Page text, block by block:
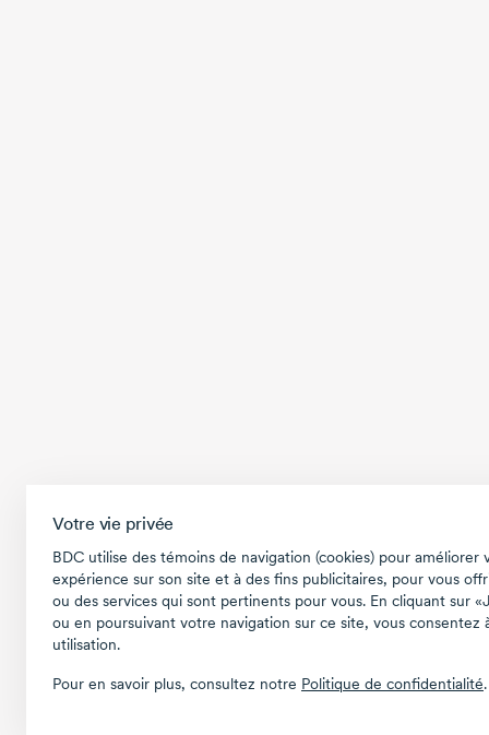
Votre vie privée
BDC utilise des témoins de navigation (cookies) pour améliorer
expérience sur son site et à des fins publicitaires, pour vous
ou des services qui sont pertinents pour vous. En cliquant sur
ou en poursuivant votre navigation sur ce site, vous consentez
utilisation.
Pour en savoir plus, consultez notre Politique de confidentialité.